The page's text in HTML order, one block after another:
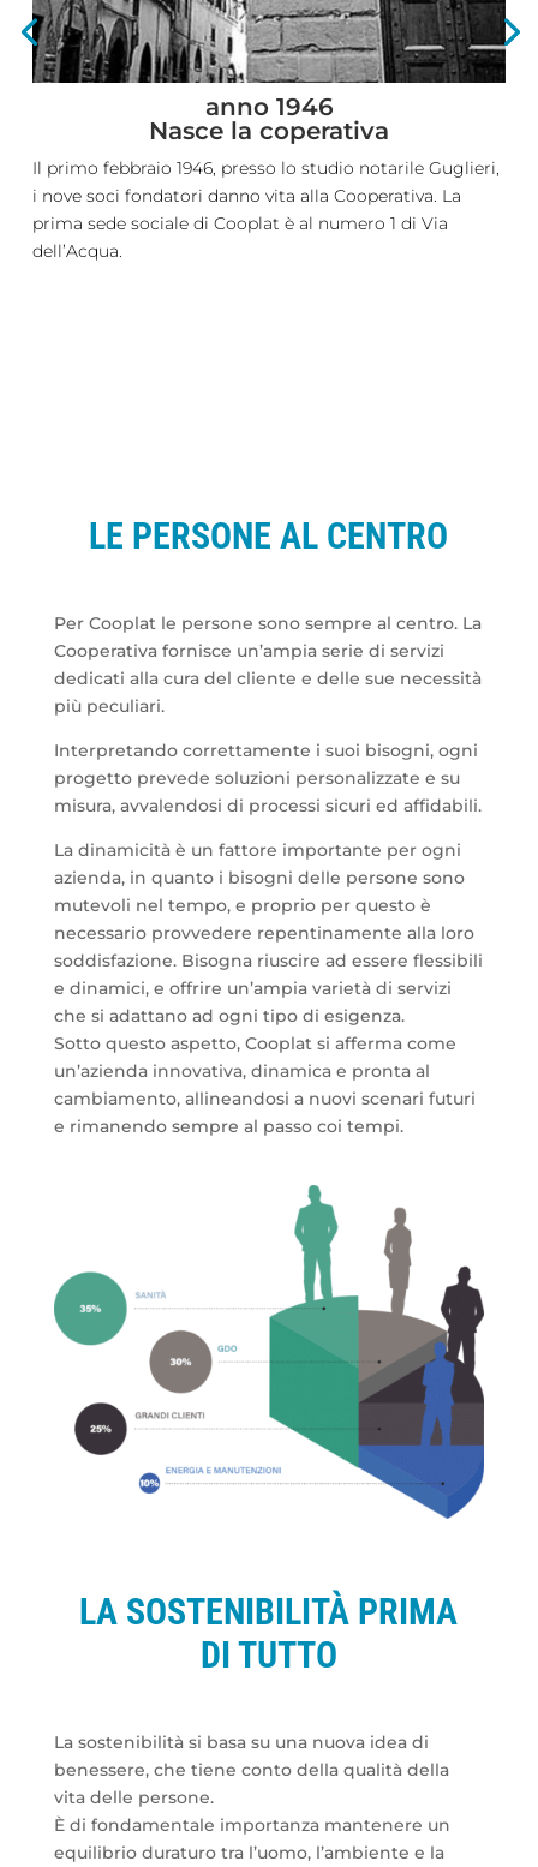
anno 1946
Nasce la coperativa
Il primo febbraio 1946, presso lo studio notarile Guglieri,
i nove soci fondatori danno vita alla Cooperativa. La
prima sede sociale di Cooplat è al numero 1 di Via
dell’Acqua.
LE PERSONE AL CENTRO
Per Cooplat le persone sono sempre al centro. La
Cooperativa fornisce un’ampia serie di servizi
dedicati alla cura del cliente e delle sue necessità
più peculiari.
Interpretando correttamente i suoi bisogni, ogni
progetto prevede soluzioni personalizzate e su
misura, avvalendosi di processi sicuri ed affidabili.
La dinamicità è un fattore importante per ogni
azienda, in quanto i bisogni delle persone sono
mutevoli nel tempo, e proprio per questo è
necessario provvedere repentinamente alla loro
soddisfazione. Bisogna riuscire ad essere flessibili
e dinamici, e offrire un’ampia varietà di servizi
che si adattano ad ogni tipo di esigenza.
Sotto questo aspetto, Cooplat si afferma come
un’azienda innovativa, dinamica e pronta al
cambiamento, allineandosi a nuovi scenari futuri
e rimanendo sempre al passo coi tempi.
LA SOSTENIBILITÀ PRIMA
DI TUTTO
La sostenibilità si basa su una nuova idea di
benessere, che tiene conto della qualità della
vita delle persone.
È di fondamentale importanza mantenere un
equilibrio duraturo tra l’uomo, l’ambiente e la